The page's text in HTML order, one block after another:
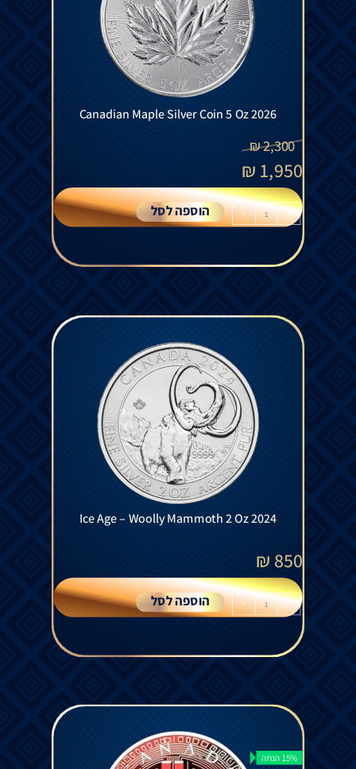
Canadian Maple Silver Coin 5 Oz 2026
2,300
₪
1,950
₪
-
+ הוספה לסל
Ice Age – Woolly Mammoth 2 Oz 2024
850
₪
-
+ הוספה לסל
15% הנחה